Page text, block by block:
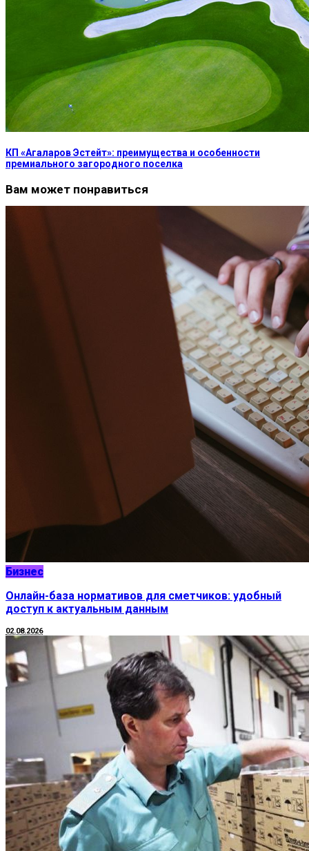
КП «Агаларов Эстейт»: преимущества и особенности
премиального загородного поселка
Вам может понравиться
Бизнес
Онлайн-база нормативов для сметчиков: удобный
доступ к актуальным данным
02.08.2026